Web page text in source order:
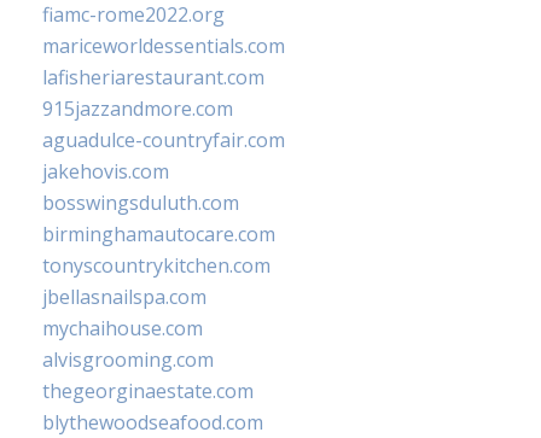
fiamc-rome2022.org
mariceworldessentials.com
lafisheriarestaurant.com
915jazzandmore.com
aguadulce-countryfair.com
jakehovis.com
bosswingsduluth.com
birminghamautocare.com
tonyscountrykitchen.com
jbellasnailspa.com
mychaihouse.com
alvisgrooming.com
thegeorginaestate.com
blythewoodseafood.com